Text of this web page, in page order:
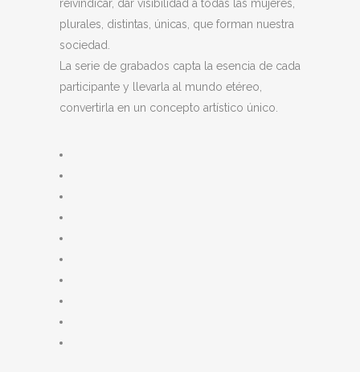
reivindicar, dar visibilidad a todas las mujeres,
plurales, distintas, únicas, que forman nuestra
sociedad.
La serie de grabados capta la esencia de cada
participante y llevarla al mundo etéreo,
convertirla en un concepto artístico único.